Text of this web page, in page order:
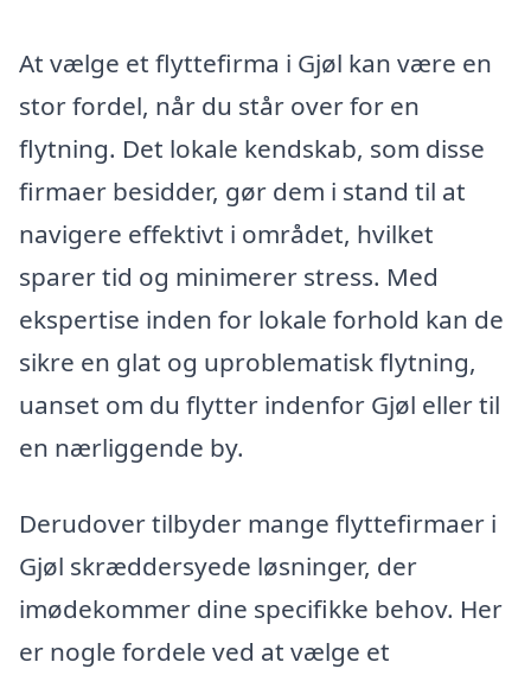
At vælge et flyttefirma i Gjøl kan være en
stor fordel, når du står over for en
flytning. Det lokale kendskab, som disse
firmaer besidder, gør dem i stand til at
navigere effektivt i området, hvilket
sparer tid og minimerer stress. Med
ekspertise inden for lokale forhold kan de
sikre en glat og uproblematisk flytning,
uanset om du flytter indenfor Gjøl eller til
en nærliggende by.
Derudover tilbyder mange flyttefirmaer i
Gjøl skræddersyede løsninger, der
imødekommer dine specifikke behov. Her
er nogle fordele ved at vælge et